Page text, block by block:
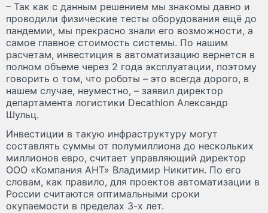
– Так как с данным решением мы знакомы давно и
проводили физические тесты оборудования ещё до
пандемии, мы прекрасно знали его возможности, а
самое главное стоимость системы. По нашим
расчетам, инвестиция в автоматизацию вернется в
полном объеме через 2 года эксплуатации, поэтому
говорить о том, что роботы – это всегда дорого, в
нашем случае, неуместно, – заявил директор
департамента логистики Decathlon Александр
Шульц.
Инвестиции в такую инфраструктуру могут
составлять суммы от полумиллиона до нескольких
миллионов евро, считает управляющий директор
ООО «Компания АНТ» Владимир Никитин. По его
словам, как правило, для проектов автоматизации в
России считаются оптимальными сроки
окупаемости в пределах 3-х лет.